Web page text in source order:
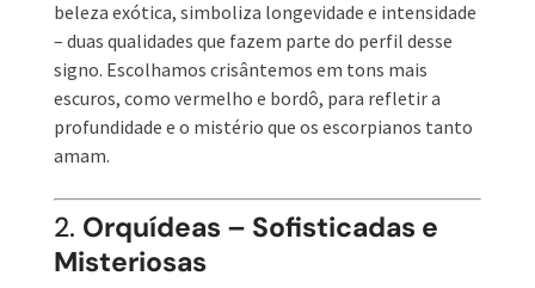
beleza exótica, simboliza longevidade e intensidade
– duas qualidades que fazem parte do perfil desse
signo. Escolhamos crisântemos em tons mais
escuros, como vermelho e bordô, para refletir a
profundidade e o mistério que os escorpianos tanto
amam.
2. Orquídeas – Sofisticadas e
Misteriosas